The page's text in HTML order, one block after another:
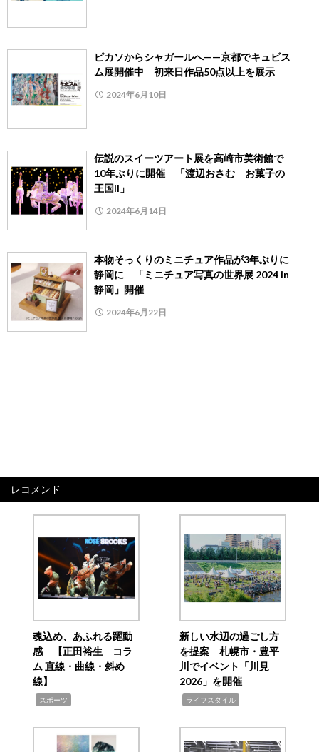
ピカソからシャガールへ——京都でキュビス
ム展開催中 初来日作品50点以上を展示
2024年6月10日
伝説のスイーツアート展を高崎市美術館で
10年ぶりに開催 「渡辺おさむ お菓子の
王国II」
2024年6月14日
本物そっくりのミニチュア作品が3年ぶりに
静岡に 「ミニチュア写真の世界展 2024 in
静岡」開催
2024年6月22日
レコメンド
魂込め、あふれる躍動
感 【正田裕生 コラ
ム 直線・曲線・斜め
線】
スポーツ
新しい水辺の過ごし方
を提案 札幌市・豊平
川でイベント「川見
2026」を開催
ライフスタイル